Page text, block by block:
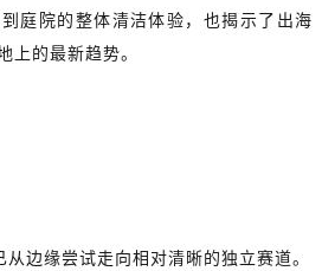
庭院的整体清洁体验，也揭示了出海
上的最新趋势。
边缘尝试走向相对清晰的独立赛道。